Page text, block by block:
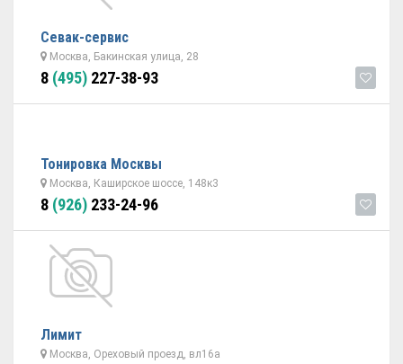
Севак-сервис
Москва, Бакинская улица, 28
8 (495) 227-38-93
Тонировка Москвы
Москва, Каширское шоссе, 148к3
8 (926) 233-24-96
Лимит
Москва, Ореховый проезд, вл16а